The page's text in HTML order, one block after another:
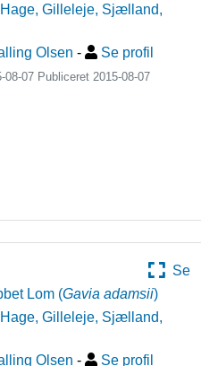
Gilleleje, Sjælland,
Olsen - Se profil
08-07 Publiceret 2015-08-07
Se
Lom (Gavia adamsii)
Gilleleje, Sjælland,
Olsen - Se profil